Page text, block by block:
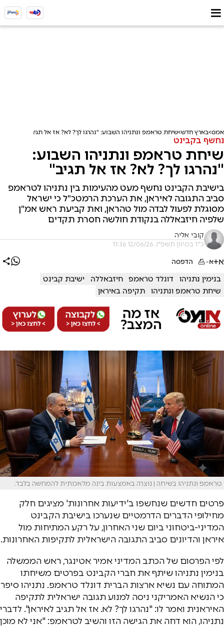
אמס בארץ חדש שיחת טראמפ ונתניהו השבוע: "נהרגו לך? לא? אז אל תגיב"
נחשף בקבינט
שיחת טראמפ ונתניהו השבוע:
"נהרגו לך? לא? אז אל תגיב"
בישיבת הקבינט נחשף מעט מהעימות בין נתניהו לטראמפ
סביב התגובה לאיראן, את הערכת הרמטכ"ל כי ישראל
מסוגלת לפעול לבדה מול טהראן, ואת קביעת ראש אמ"ן
שלפיה חיזבאללה בנקודת חולשה חסרת תקדים
קובי אליה
כ"ז בסיוון תשפ"ו, 12/06/26 11:36
א+א- הדפסה
בנימין נתניהו דונלד טראמפ חיזבאללה
ישיבת קבינט
שיחת טראמפ ונתניהו
תקיפה באיראן
טראמפ ונתניהו בשיחה | נוצרה באמצעות בינה מלאכותית להמחשה בלבד.
פרטים חדשים שנחשפו ב'ידיעות אחרונות' מציגים חלק
מחילופי הדברים הדרמטיים שנערכו בישיבת הקבינט
המדיני-ביטחוני ביום שני האחרון, על רקע המתיחות מול
איראן והדיונים סביב התגובה הישראלית לתקיפות האחרונות.
לפי הפרסום של הכתב המדיני אמיר אטינגר, ראש הממשלה
בנימין נתניהו שיתף את חברי הקבינט בפרטים משיחתו
המתוחה עם נשיא ארצות הברית דונלד טראמפ. נתניהו סיפר
כי הנשיא האמריקני ניסה למנוע תגובה ישראלית לתקיפה
האיראנית ואמר לו: "נהרגו לך? לא. אז אל תגיב לאיראן". לדברי
נתניהו, הוא דחה את הגישה הזו והשיב לטראמפ: "אני לא מוכן